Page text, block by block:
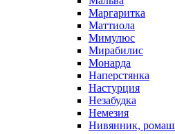
Маргаритка
Маттиола
Мимулюс
Мирабилис
Монарда
Наперстянка
Настурция
Незабудка
Немезия
Нивянник,